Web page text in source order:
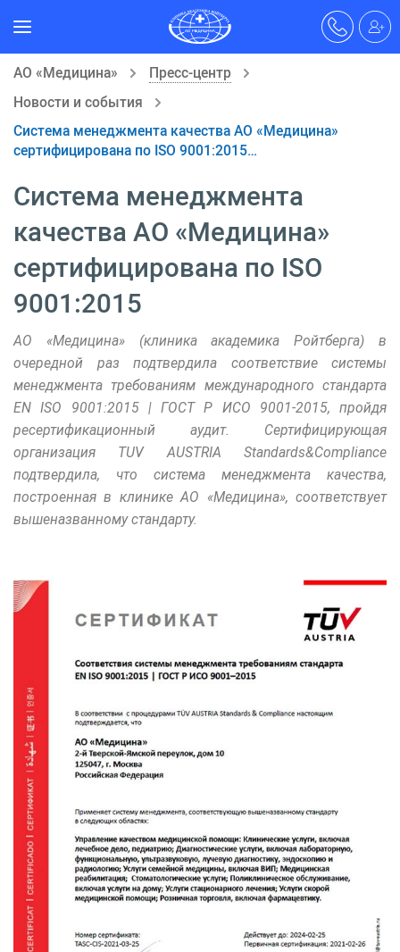
АО «Медицина»
Пресс-центр
Новости и события
Система менеджмента качества АО «Медицина»
сертифицирована по ISO 9001:2015…
Система менеджмента
качества АО «Медицина»
сертифицирована по ISO
9001:2015
АО «Медицина» (клиника академика Ройтберга) в
очередной раз подтвердила соответствие системы
менеджмента требованиям международного стандарта
EN ISO 9001:2015 | ГОСТ Р ИСО 9001-2015, пройдя
ресертификационный аудит. Сертифицирующая
организация TUV AUSTRIA Standards&Compliance
подтвердила, что система менеджмента качества,
построенная в клинике АО «Медицина», соответствует
вышеназванному стандарту.